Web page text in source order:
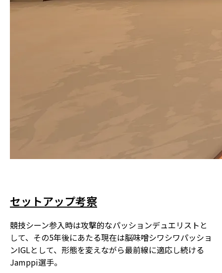
セットアップ考察
競技シーン参入時は攻撃的なパッションデュエリストと
して、その5年後にあたる現在は脳味噌シワシワパッショ
ンIGLとして、形態を変えながら最前線に適応し続ける
Jamppi選手。